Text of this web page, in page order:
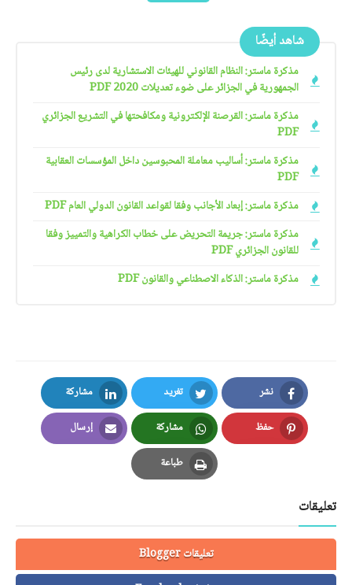
شاهد أيضًا
مذكرة ماستر: النظام القانوني للهيئات الاستشارية لدى رئيس
الجمهورية في الجزائر على ضوء تعديلات 2020 PDF
مذكرة ماستر: القرصنة الإلكترونية ومكافحتها في التشريع الجزائري
PDF
مذكرة ماستر: أساليب معاملة المحبوسين داخل المؤسسات العقابية
PDF
مذكرة ماستر: إبعاد الأجانب وفقا لقواعد القانون الدولي العام PDF
مذكرة ماستر: جريمة التحريض على خطاب الكراهية والتمييز وفقا
للقانون الجزائري PDF
مذكرة ماستر: الذكاء الاصطناعي والقانون PDF
نشر
Facebook
تغريد
Twitter
مشاركة
LinkedIn
حفظ
Pinterest
مشاركة
Whatsapp
إرسال
Email
طباعة
Print
تعليقات
تعليقات Blogger